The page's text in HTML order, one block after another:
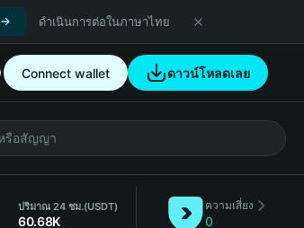
ดำเนินการต่อในภาษาไทย
Connect wallet ดาวน์โหลดเลย
ปริมาณ 24 ชม.(USDT)
60.68K
ความเสี่ยง
0